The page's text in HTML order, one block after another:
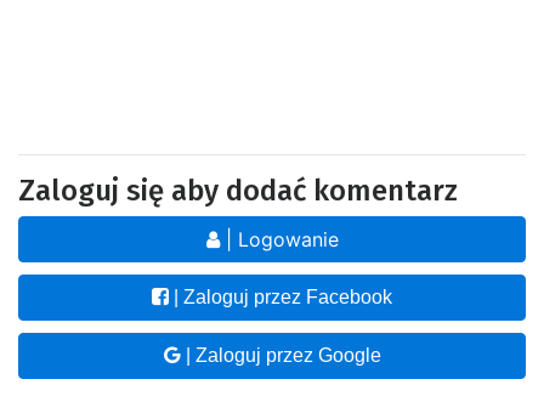
Zaloguj się aby dodać komentarz
| Logowanie
| Zaloguj przez Facebook
| Zaloguj przez Google